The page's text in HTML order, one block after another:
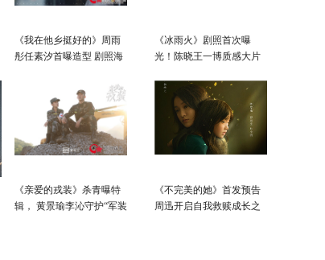
《我在他乡挺好的》周雨
彤任素汐首曝造型 剧照海
《冰雨火》剧照首次曝
光！陈晓王一博质感大片
《亲爱的戎装》杀青曝特
辑， 黄景瑜李沁守护“军装
《不完美的她》首发预告
周迅开启自我救赎成长之